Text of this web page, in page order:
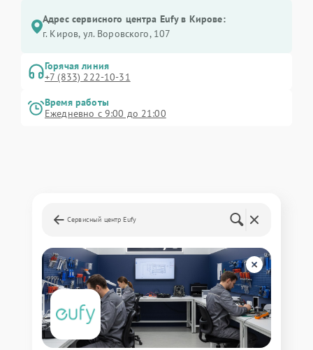
Адрес сервисного центра Eufy в Кирове:
г. Киров, ул. Воровского, 107
Горячая линия
+7 (833) 222-10-31
Время работы
Ежедневно с 9:00 до 21:00
Сервисный центр Eufy